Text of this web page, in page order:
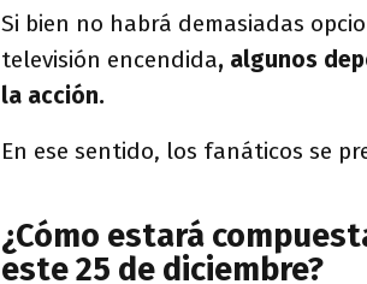
Si bien no habrá demasiadas
televisión encendida, algunos
la acción.
En ese sentido, los fanáticos se
¿Cómo estará
este 25 de diciembre?